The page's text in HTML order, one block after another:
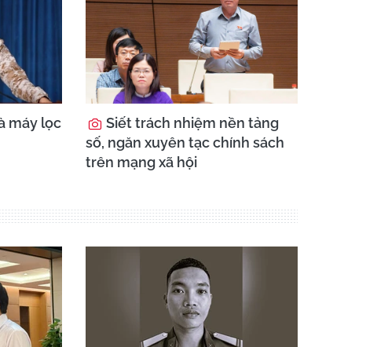
máy lọc
Siết trách nhiệm nền tảng
số, ngăn xuyên tạc chính sách
trên mạng xã hội